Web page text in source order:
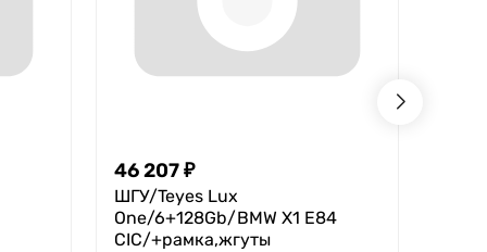
46 207₽
ШГУ/Teyes Lux
One/6+128Gb/BMW X1 E84
CIC/+рамка,жгуты